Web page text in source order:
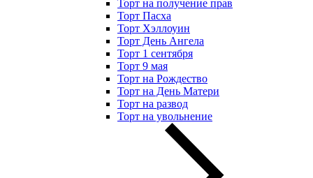
Торт на получение прав
Торт Пасха
Торт Хэллоуин
Торт День Ангела
Торт 1 сентября
Торт 9 мая
Торт на Рождество
Торт на День Матери
Торт на развод
Торт на увольнение